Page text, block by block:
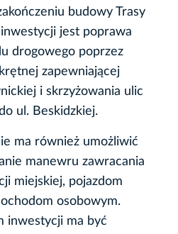
budowy Trasy
jest poprawa
drogowego poprzez
zapewniającej
i skrzyżowania ulic
ul. Beskidzkiej.
ma również umożliwić
manewru zawracania
miejskiej, pojazdom
osobowym.
inwestycji ma być